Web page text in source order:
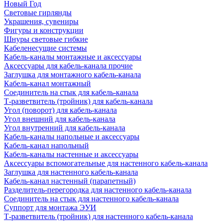
Новый Год
Световые гирлянды
Украшения, сувениры
Фигуры и конструкции
Шнуры световые гибкие
Кабеленесущие системы
Кабель-каналы монтажные и аксессуары
Аксессуары для кабель-канала прочие
Заглушка для монтажного кабель-канала
Кабель-канал монтажный
Соединитель на стык для кабель-канала
Т-разветвитель (тройник) для кабель-канала
Угол (поворот) для кабель-канала
Угол внешний для кабель-канала
Угол внутренний для кабель-канала
Кабель-каналы напольные и аксессуары
Кабель-канал напольный
Кабель-каналы настенные и аксессуары
Аксессуары вспомогательные для настенного кабель-канала
Заглушка для настенного кабель-канала
Кабель-канал настенный (парапетный)
Разделитель-перегородка для настенного кабель-канала
Соединитель на стык для настенного кабель-канала
Суппорт для монтажа ЭУИ
Т-разветвитель (тройник) для настенного кабель-канала